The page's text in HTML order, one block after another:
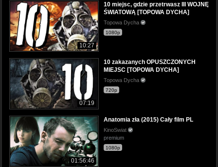
10:27
10 miejsc, gdzie przetrwasz III WOJNĘ
ŚWIATOWĄ [TOPOWA DYCHA]
Topowa Dycha
1080p
07:19
10 zakazanych OPUSZCZONYCH
MIEJSC [TOPOWA DYCHA]
Topowa Dycha
720p
01:56:46
Anatomia zła (2015) Cały film PL
KinoSwiat
premium
1080p